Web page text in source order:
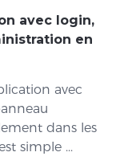
avec login,
en
avec
dans les
simple ...